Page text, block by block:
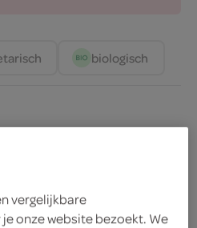
biologisch
kies je SPAR
vergelijkbare
onze website bezoekt. We